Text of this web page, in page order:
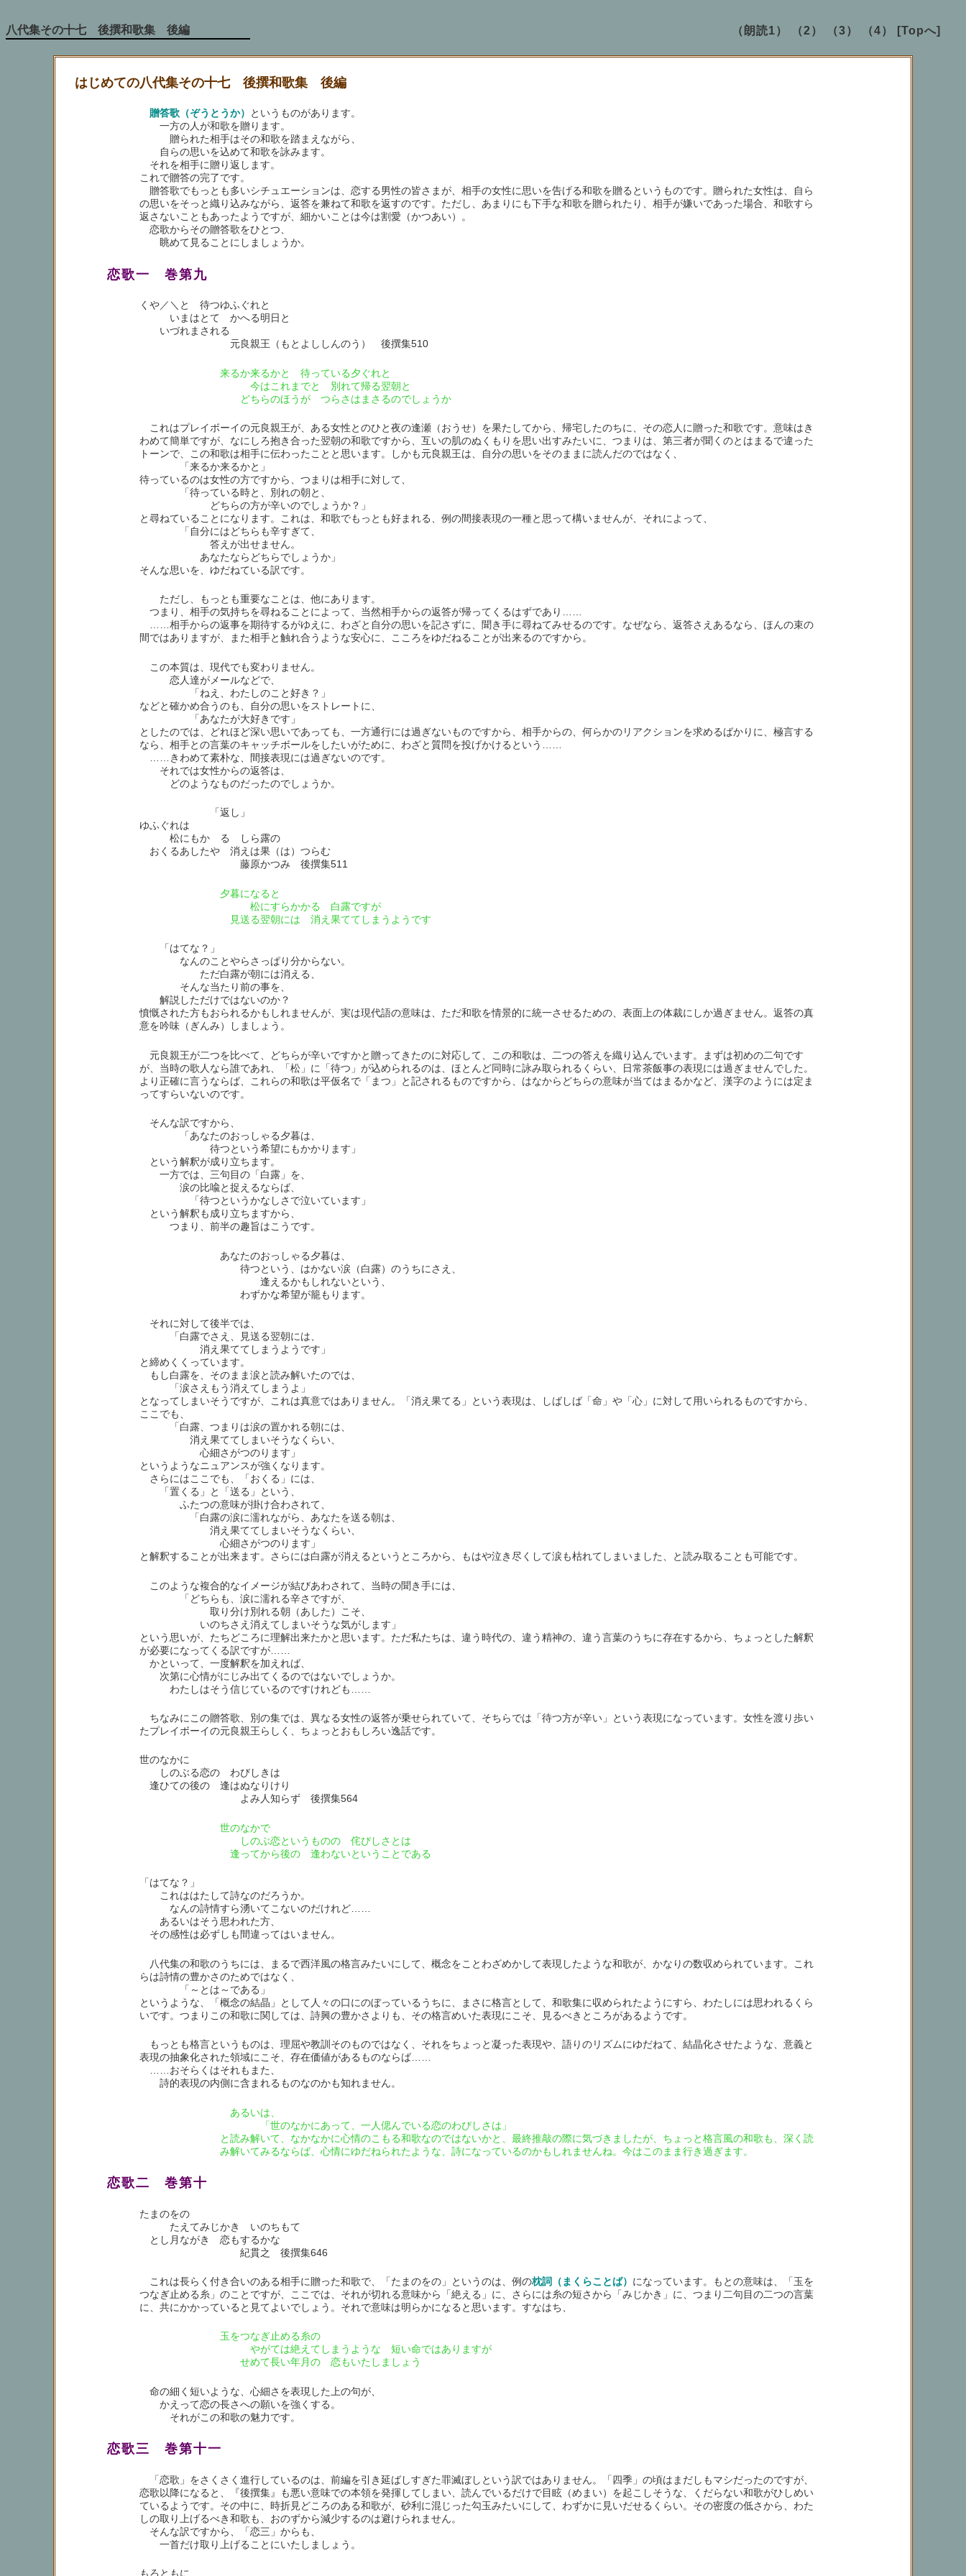
八代集その十七 後撰和歌集 後編 （朗読1） （2） （3） （4） [Topへ]
はじめての八代集その十七 後撰和歌集 後編
贈答歌（ぞうとうか）
というものがあります。
一方の人が和歌を贈ります。
贈られた相手はその和歌を踏まえながら、
自らの思いを込めて和歌を詠みます。
それを相手に贈り返します。
これで贈答の完了です。
贈答歌でもっとも多いシチュエーションは、恋する男性の皆さまが、相手の女性に思いを告げる和歌を贈るというものです。贈られた女性は、自ら
の思いをそっと織り込みながら、返答を兼ねて和歌を返すのです。ただし、あまりにも下手な和歌を贈られたり、相手が嫌いであった場合、和歌すら
返さないこともあったようですが、細かいことは今は割愛（かつあい）。
恋歌からその贈答歌をひとつ、
眺めて見ることにしましょうか。
恋歌一 巻第九
くや／＼と 待つゆふぐれと
いまはとて かへる明日と
いづれまされる
元良親王（もとよししんのう） 後撰集510
来るか来るかと 待っている夕ぐれと
今はこれまでと 別れて帰る翌朝と
どちらのほうが つらさはまさるのでしょうか
これはプレイボーイの元良親王が、ある女性とのひと夜の逢瀬（おうせ）を果たしてから、帰宅したのちに、その恋人に贈った和歌です。意味はき
わめて簡単ですが、なにしろ抱き合った翌朝の和歌ですから、互いの肌のぬくもりを思い出すみたいに、つまりは、第三者が聞くのとはまるで違った
トーンで、この和歌は相手に伝わったことと思います。しかも元良親王は、自分の思いをそのままに読んだのではなく、
「来るか来るかと」
待っているのは女性の方ですから、つまりは相手に対して、
「待っている時と、別れの朝と、
どちらの方が辛いのでしょうか？」
と尋ねていることになります。これは、和歌でもっとも好まれる、例の間接表現の一種と思って構いませんが、それによって、
「自分にはどちらも辛すぎて、
答えが出せません。
あなたならどちらでしょうか」
そんな思いを、ゆだねている訳です。
ただし、もっとも重要なことは、他にあります。
つまり、相手の気持ちを尋ねることによって、当然相手からの返答が帰ってくるはずであり……
……相手からの返事を期待するがゆえに、わざと自分の思いを記さずに、聞き手に尋ねてみせるのです。なぜなら、返答さえあるなら、ほんの束の
間ではありますが、また相手と触れ合うような安心に、こころをゆだねることが出来るのですから。
この本質は、現代でも変わりません。
恋人達がメールなどで、
「ねえ、わたしのこと好き？」
などと確かめ合うのも、自分の思いをストレートに、
「あなたが大好きです」
としたのでは、どれほど深い思いであっても、一方通行には過ぎないものですから、相手からの、何らかのリアクションを求めるばかりに、極言する
なら、相手との言葉のキャッチボールをしたいがために、わざと質問を投げかけるという……
……きわめて素朴な、間接表現には過ぎないのです。
それでは女性からの返答は、
どのようなものだったのでしょうか。
「返し」
ゆふぐれは
松にもかゝる しら露の
おくるあしたや 消えは果（は）つらむ
藤原かつみ 後撰集511
夕暮になると
松にすらかかる 白露ですが
見送る翌朝には 消え果ててしまうようです
「はてな？」
なんのことやらさっぱり分からない。
ただ白露が朝には消える、
そんな当たり前の事を、
解説しただけではないのか？
憤慨された方もおられるかもしれませんが、実は現代語の意味は、ただ和歌を情景的に統一させるための、表面上の体裁にしか過ぎません。返答の真
意を吟味（ぎんみ）しましょう。
元良親王が二つを比べて、どちらが辛いですかと贈ってきたのに対応して、この和歌は、二つの答えを織り込んでいます。まずは初めの二句です
が、当時の歌人なら誰であれ、「松」に「待つ」が込められるのは、ほとんど同時に詠み取られるくらい、日常茶飯事の表現には過ぎませんでした。
より正確に言うならば、これらの和歌は平仮名で「まつ」と記されるものですから、はなからどちらの意味が当てはまるかなど、漢字のようには定ま
ってすらいないのです。
そんな訳ですから、
「あなたのおっしゃる夕暮は、
待つという希望にもかかります」
という解釈が成り立ちます。
一方では、三句目の「白露」を、
涙の比喩と捉えるならば、
「待つというかなしさで泣いています」
という解釈も成り立ちますから、
つまり、前半の趣旨はこうです。
あなたのおっしゃる夕暮は、
待つという、はかない涙（白露）のうちにさえ、
逢えるかもしれないという、
わずかな希望が籠もります。
それに対して後半では、
「白露でさえ、見送る翌朝には、
消え果ててしまうようです」
と締めくくっています。
もし白露を、そのまま涙と読み解いたのでは、
「涙さえもう消えてしまうよ」
となってしまいそうですが、これは真意ではありません。「消え果てる」という表現は、しばしば「命」や「心」に対して用いられるものですから、
ここでも、
「白露、つまりは涙の置かれる朝には、
消え果ててしまいそうなくらい、
心細さがつのります」
というようなニュアンスが強くなります。
さらにはここでも、「おくる」には、
「置くる」と「送る」という、
ふたつの意味が掛け合わされて、
「白露の涙に濡れながら、あなたを送る朝は、
消え果ててしまいそうなくらい、
心細さがつのります」
と解釈することが出来ます。さらには白露が消えるというところから、もはや泣き尽くして涙も枯れてしまいました、と読み取ることも可能です。
このような複合的なイメージが結びあわされて、当時の聞き手には、
「どちらも、涙に濡れる辛さですが、
取り分け別れる朝（あした）こそ、
いのちさえ消えてしまいそうな気がします」
という思いが、たちどころに理解出来たかと思います。ただ私たちは、違う時代の、違う精神の、違う言葉のうちに存在するから、ちょっとした解釈
が必要になってくる訳ですが……
かといって、一度解釈を加えれば、
次第に心情がにじみ出てくるのではないでしょうか。
わたしはそう信じているのですけれども……
ちなみにこの贈答歌、別の集では、異なる女性の返答が乗せられていて、そちらでは「待つ方が辛い」という表現になっています。女性を渡り歩い
たプレイボーイの元良親王らしく、ちょっとおもしろい逸話です。
世のなかに
しのぶる恋の わびしきは
逢ひての後の 逢はぬなりけり
よみ人知らず 後撰集564
世のなかで
しのぶ恋というものの 侘びしさとは
逢ってから後の 逢わないということである
「はてな？」
これははたして詩なのだろうか。
なんの詩情すら湧いてこないのだけれど……
あるいはそう思われた方、
その感性は必ずしも間違ってはいません。
八代集の和歌のうちには、まるで西洋風の格言みたいにして、概念をことわざめかして表現したような和歌が、かなりの数収められています。これ
らは詩情の豊かさのためではなく、
「～とは～である」
というような、「概念の結晶」として人々の口にのぼっているうちに、まさに格言として、和歌集に収められたようにすら、わたしには思われるくら
いです。つまりこの和歌に関しては、詩興の豊かさよりも、その格言めいた表現にこそ、見るべきところがあるようです。
もっとも格言というものは、理屈や教訓そのものではなく、それをちょっと凝った表現や、語りのリズムにゆだねて、結晶化させたような、意義と
表現の抽象化された領域にこそ、存在価値があるものならば……
……おそらくはそれもまた、
詩的表現の内側に含まれるものなのかも知れません。
あるいは、
「世のなかにあって、一人偲んでいる恋のわびしさは」
と読み解いて、なかなかに心情のこもる和歌なのではないかと、最終推敲の際に気づきましたが、ちょっと格言風の和歌も、深く読
み解いてみるならば、心情にゆだねられたような、詩になっているのかもしれませんね。今はこのまま行き過ぎます。
恋歌二 巻第十
たまのをの
たえてみじかき いのちもて
とし月ながき 恋もするかな
紀貫之 後撰集646
これは長らく付き合いのある相手に贈った和歌で、「たまのをの」というのは、例の枕詞（まくらことば） になっています。もとの意味は、「玉を
つなぎ止める糸」のことですが、ここでは、それが切れる意味から「絶える」に、さらには糸の短さから「みじかき」に、つまり二句目の二つの言葉
に、共にかかっていると見てよいでしょう。それで意味は明らかになると思います。すなはち、
玉をつなぎ止める糸の
やがては絶えてしまうような 短い命ではありますが
せめて長い年月の 恋もいたしましょう
命の細く短いような、心細さを表現した上の句が、
かえって恋の長さへの願いを強くする。
それがこの和歌の魅力です。
恋歌三 巻第十一
「恋歌」をさくさく進行しているのは、前編を引き延ばしすぎた罪滅ぼしという訳ではありません。「四季」の頃はまだしもマシだったのですが、
恋歌以降になると、『後撰集』も悪い意味での本領を発揮してしまい、読んでいるだけで目眩（めまい）を起こしそうな、くだらない和歌がひしめい
ているようです。その中に、時折見どころのある和歌が、砂利に混じった勾玉みたいにして、わずかに見いだせるくらい。その密度の低さから、わた
しの取り上げるべき和歌も、おのずから減少するのは避けられません。
そんな訳ですから、「恋三」からも、
一首だけ取り上げることにいたしましょう。
もろともに